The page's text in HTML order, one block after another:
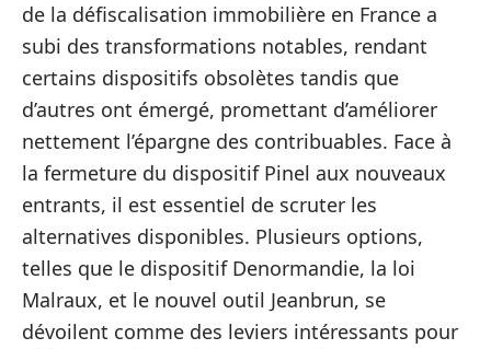
de la défiscalisation immobilière en France a
subi des transformations notables, rendant
certains dispositifs obsolètes tandis que
d’autres ont émergé, promettant d’améliorer
nettement l’épargne des contribuables. Face à
la fermeture du dispositif Pinel aux nouveaux
entrants, il est essentiel de scruter les
alternatives disponibles. Plusieurs options,
telles que le dispositif Denormandie, la loi
Malraux, et le nouvel outil Jeanbrun, se
dévoilent comme des leviers intéressants pour